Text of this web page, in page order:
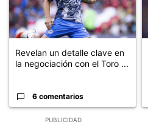
PUBLICIDAD
Revelan un detalle clave en
la negociación con el Toro ...
6 comentarios